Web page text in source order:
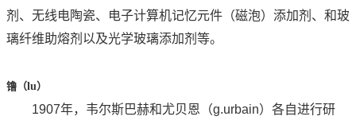
剂、无线电陶瓷、电子计算机记忆元件（磁泡）添加剂、和玻
璃纤维助熔剂以及光学玻璃添加剂等。
镥（lu）
1907年，韦尔斯巴赫和尤贝恩（g.urbain）各自进行研